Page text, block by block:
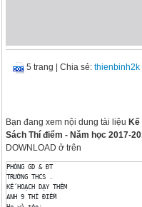
5 trang |Chia sẻ:thienbinh2k
Bạn đang xem nội dung tài liệu
Sách Thí điểm - Năm học 2017-
DOWNLOAD ở trên
PHÒNG GD & ĐT
TRƯỜNG THCS .
KẾ HOẠCH DẠY THÊM
ANH 9 THÍ ĐIỂM